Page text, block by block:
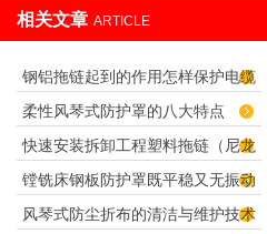
相关文章 ARTICLE
钢铝拖链起到的作用怎样保护电缆
柔性风琴式防护罩的八大特点
快速安装拆卸工程塑料拖链（尼龙
拖链）的技巧
镗铣床钢板防护罩既平稳又无振动
噪音
风琴式防尘折布的清洁与维护技术